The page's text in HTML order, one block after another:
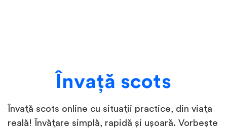
Învaţă scots
Învață scots online cu situații practice, din viața
reală! Învățare simplă, rapidă și ușoară. Vorbește